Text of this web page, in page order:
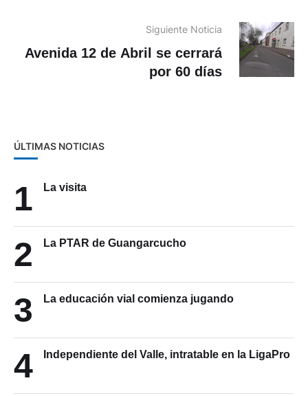
Siguiente Noticia
Avenida 12 de Abril se cerrará
por 60 días
ÚLTIMAS NOTICIAS
1 La visita
2 La PTAR de Guangarcucho
3 La educación vial comienza jugando
4 Independiente del Valle, intratable en la LigaPro